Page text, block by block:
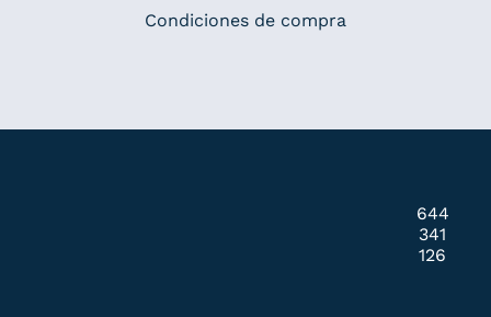
Condiciones de compra
644
341
126